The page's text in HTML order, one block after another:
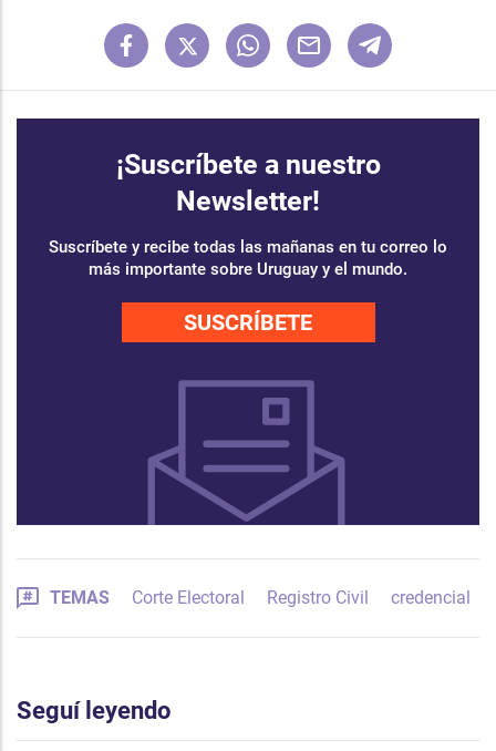
¡Suscríbete a nuestro
Newsletter!
Suscríbete y recibe todas las mañanas en tu correo lo
más importante sobre Uruguay y el mundo.
SUSCRÍBETE
TEMAS Corte Electoral Registro Civil credencial
Seguí leyendo